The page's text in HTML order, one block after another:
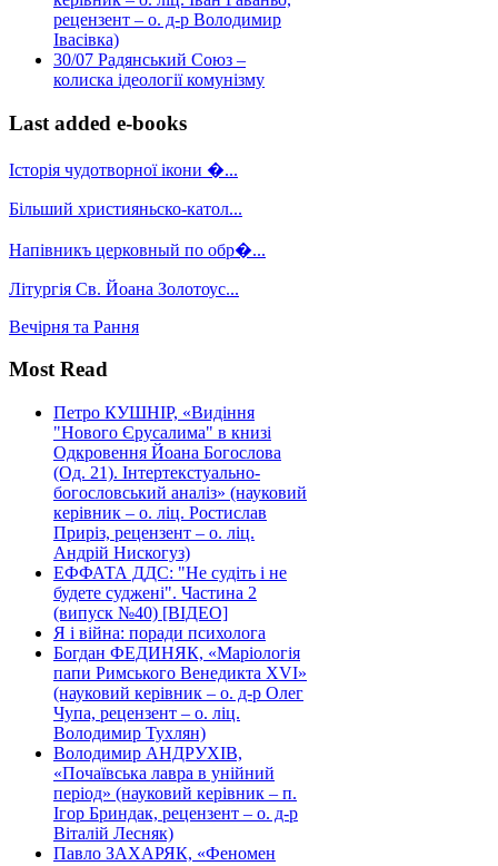
рецензент – о. д-р Володимир
Івасівка)
30/07 Радянський Союз –
колиска ідеології комунізму
Last added e-books
Історія чудотворної ікони �...
Більший християньско-катол...
Напівникъ церковный по обр�...
Літургія Св. Йоана Золотоус...
Вечірня та Рання
Most Read
Петро КУШНІР, «Видіння
"Нового Єрусалима" в книзі
Одкровення Йоана Богослова
(Од. 21). Інтертекстуально-
богословський аналіз» (науковий
керівник – о. ліц. Ростислав
Приріз, рецензент – о. ліц.
Андрій Нискогуз)
ЕФФАТА ДДС: "Не судіть і не
будете суджені". Частина 2
(випуск №40) [ВІДЕО]
Я і війна: поради психолога
Богдан ФЕДИНЯК, «Маріологія
папи Римського Венедикта XVI»
(науковий керівник – о. д-р Олег
Чупа, рецензент – о. ліц.
Володимир Тухлян)
Володимир АНДРУХІВ,
«Почаївська лавра в унійний
період» (науковий керівник – п.
Ігор Бриндак, рецензент – о. д-р
Віталій Лесняк)
Павло ЗАХАРЯК, «Феномен